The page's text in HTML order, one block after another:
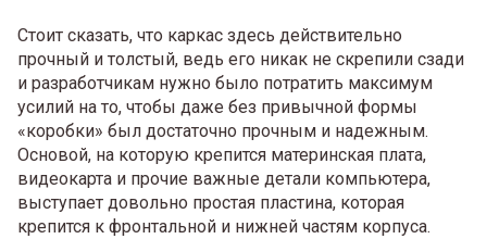
Стоит сказать, что каркас здесь действительно
прочный и толстый, ведь его никак не скрепили сзади
и разработчикам нужно было потратить максимум
усилий на то, чтобы даже без привычной формы
«коробки» был достаточно прочным и надежным.
Основой, на которую крепится материнская плата,
видеокарта и прочие важные детали компьютера,
выступает довольно простая пластина, которая
крепится к фронтальной и нижней частям корпуса.